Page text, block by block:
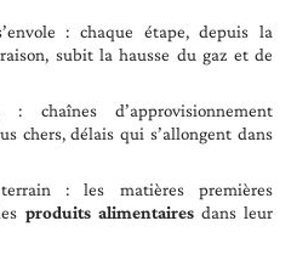
: chaque étape, depuis la
subit la hausse du gaz et de
chaînes d’approvisionnement
chers, délais qui s’allongent dans
: les matières premières
produits alimentairesdans leur